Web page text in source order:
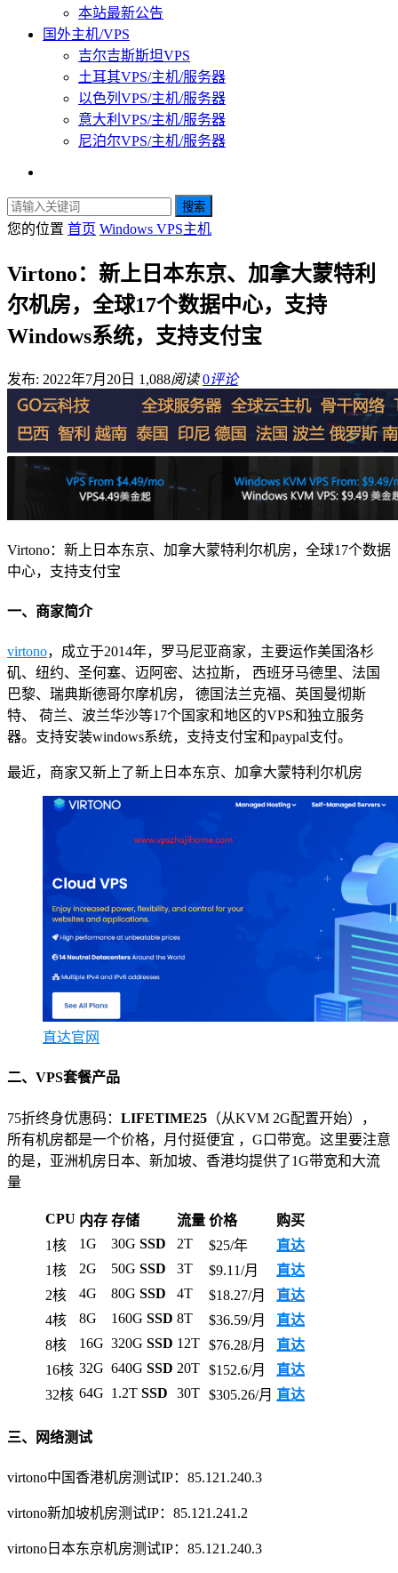
本站最新公告
国外主机/VPS
吉尔吉斯斯坦VPS
土耳其VPS/主机/服务器
以色列VPS/主机/服务器
意大利VPS/主机/服务器
尼泊尔VPS/主机/服务器
搜索
您的位置 首页 Windows VPS主机
Virtono：新上日本东京、加拿大蒙特利
尔机房，全球17个数据中心，支持
Windows系统，支持支付宝
发布: 2022年7月20日 1,088阅读 0评论
Virtono：新上日本东京、加拿大蒙特利尔机房，全球17个数据
中心，支持支付宝
一、商家简介
virtono，成立于2014年，罗马尼亚商家，主要运作美国洛杉
矶、纽约、圣何塞、迈阿密、达拉斯， 西班牙马德里、法国
巴黎、瑞典斯德哥尔摩机房， 德国法兰克福、英国曼彻斯
特、 荷兰、波兰华沙等17个国家和地区的VPS和独立服务
器。支持安装windows系统，支持支付宝和paypal支付。
最近，商家又新上了新上日本东京、加拿大蒙特利尔机房
直达官网
二、VPS套餐产品
75折终身优惠码： LIFETIME25 （从KVM 2G配置开始），
所有机房都是一个价格，月付挺便宜 ，G口带宽。这里要注意
的是，亚洲机房日本、新加坡、香港均提供了1G带宽和大流
量
CPU 内存 存储 流量 价格
购买
1核
1G 30G SSD 2T $25/年
直达
1核
2G 50G SSD 3T $9.11/月
直达
2核
4G 80G SSD 4T $18.27/月
直达
4核
8G 160G SSD 8T $36.59/月
直达
8核
16G 320G SSD 12T $76.28/月
直达
16核 32G 640G SSD 20T $152.6/月
直达
32核 64G 1.2T SSD 30T $305.26/月 直达
三、网络测试
virtono中国香港机房测试IP：85.121.240.3
virtono新加坡机房测试IP：85.121.241.2
virtono日本东京机房测试IP：85.121.240.3